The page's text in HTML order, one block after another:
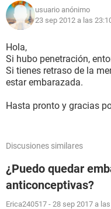
usuario anónimo
23 sep 2012 a las
Hola,
Si hubo penetración,
Si tienes retraso de la
estar embarazada.
Hasta pronto y gracias
Discusiones similares
¿Puedo quedar
anticonceptivas?
Erica240517 - 28 sep 2017 a